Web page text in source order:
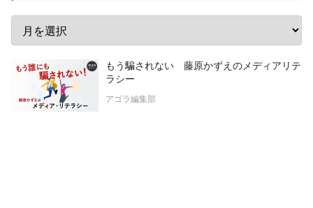
もう騙されない 藤原かずえのメディアリテ
ラシー
アゴラ編集部